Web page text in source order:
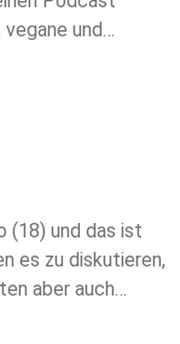
und
Zuhause
auch gerne eine
Ich freue
Lass
würde mich
(18) und das ist
es zu diskutieren,
aber auch